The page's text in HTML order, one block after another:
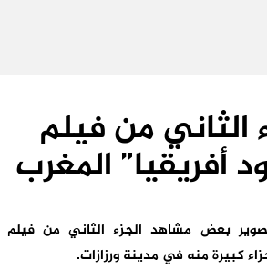
الثاني من فيلم
بعض مشاهد الجزء الثاني من فيلم